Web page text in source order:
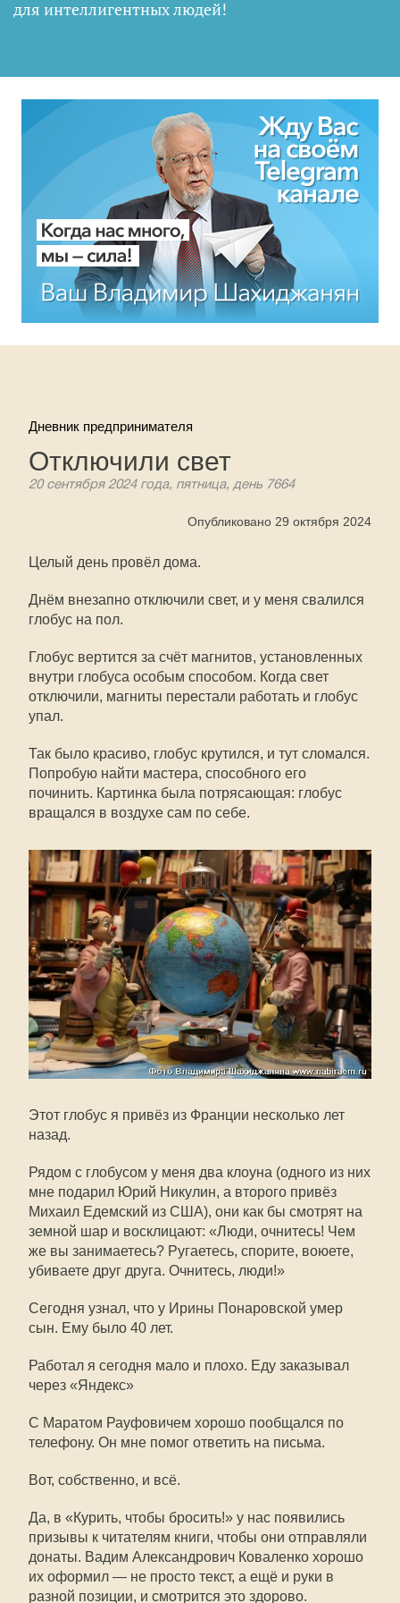
для интеллигентных людей!
Дневник предпринимателя
Отключили свет
20 сентября 2024 года, пятница, день 7664
Опубликовано 29 октября 2024
Целый день провёл дома.
Днём внезапно отключили свет, и у меня свалился
глобус на пол.
Глобус вертится за счёт магнитов, установленных
внутри глобуса особым способом. Когда свет
отключили, магниты перестали работать и глобус
упал.
Так было красиво, глобус крутился, и тут сломался.
Попробую найти мастера, способного его
починить. Картинка была потрясающая: глобус
вращался в воздухе сам по себе.
Этот глобус я привёз из Франции несколько лет
назад.
Рядом с глобусом у меня два клоуна (одного из них
мне подарил Юрий Никулин, а второго привёз
Михаил Едемский из США), они как бы смотрят на
земной шар и восклицают: «Люди, очнитесь! Чем
же вы занимаетесь? Ругаетесь, спорите, воюете,
убиваете друг друга. Очнитесь, люди!»
Сегодня узнал, что у Ирины Понаровской умер
сын. Ему было 40 лет.
Работал я сегодня мало и плохо. Еду заказывал
через «Яндекс»
С Маратом Рауфовичем хорошо пообщался по
телефону. Он мне помог ответить на письма.
Вот, собственно, и всё.
Да, в «Курить, чтобы бросить!» у нас появились
призывы к читателям книги, чтобы они отправляли
донаты. Вадим Александрович Коваленко хорошо
их оформил — не просто текст, а ещё и руки в
разной позиции, и смотрится это здорово.